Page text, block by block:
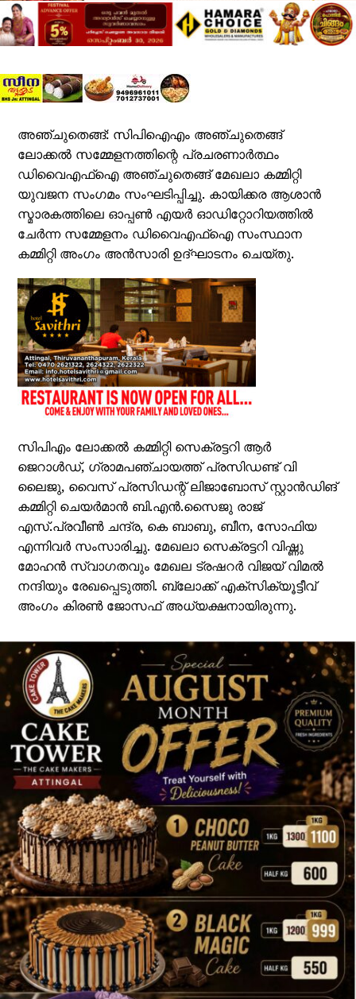
അഞ്ചുതെങ്ങ്: സിപിഐഎം അഞ്ചുതെങ്ങ്
ലോക്കൽ സമ്മേളനത്തിന്റെ പ്രചരണാർത്ഥം
ഡിവൈഎഫ്ഐ അഞ്ചുതെങ്ങ് മേഖലാ കമ്മിറ്റി
യുവജന സംഗമം സംഘടിപ്പിച്ചു. കായിക്കര ആശാൻ
സ്മാരകത്തിലെ ഓപ്പൺ എയർ ഓഡിറ്റോറിയത്തിൽ
ചേർന്ന സമ്മേളനം ഡിവൈഎഫ്ഐ സംസ്ഥാന
കമ്മിറ്റി അംഗം അൻസാരി ഉദ്ഘാടനം ചെയ്തു.
സിപിഎം ലോക്കൽ കമ്മിറ്റി സെക്രട്ടറി ആർ
ജെറാൾഡ്, ഗ്രാമപഞ്ചായത്ത് പ്രസിഡണ്ട് വി
ലൈജു, വൈസ് പ്രസിഡന്റ് ലിജാബോസ് സ്റ്റാൻഡിങ്
കമ്മിറ്റി ചെയർമാൻ ബി.എൻ.സൈജു രാജ്
എസ്.പ്രവീൺ ചന്ദ്ര, കെ ബാബു, ബീന, സോഫിയ
എന്നിവർ സംസാരിച്ചു. മേഖലാ സെക്രട്ടറി വിഷ്ണു
മോഹൻ സ്വാഗതവും മേഖല ട്രഷറർ വിജയ് വിമൽ
നന്ദിയും രേഖപ്പെടുത്തി. ബ്ലോക്ക് എക്സിക്യൂട്ടീവ്
അംഗം കിരൺ ജോസഫ് അധ്യക്ഷനായിരുന്നു.